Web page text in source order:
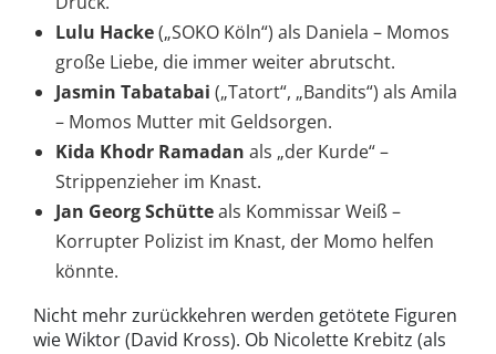
Lulu Hacke(„SOKO Köln“) als Daniela – Momos
große Liebe, die immer weiter abrutscht.
Jasmin Tabatabai („Tatort“, „Bandits“) als Amila
– Momos Mutter mit Geldsorgen.
Kida Khodr Ramadan als „der Kurde“ –
Strippenzieher im Knast.
Jan Georg Schütteals Kommissar Weiß –
Korrupter Polizist im Knast, der Momo helfen
könnte.
Nicht mehr zurückkehren werden getötete Figuren
wie Wiktor (David Kross). Ob Nicolette Krebitz (als